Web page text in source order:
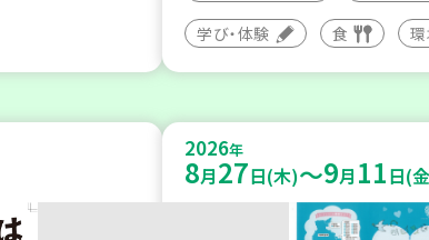
学び・体験 食
2026年
8月27日(木)～9月 11日(